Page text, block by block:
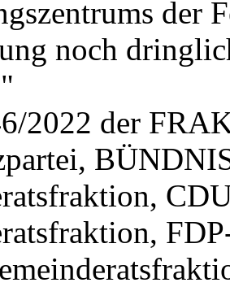
der
noch
2022 der